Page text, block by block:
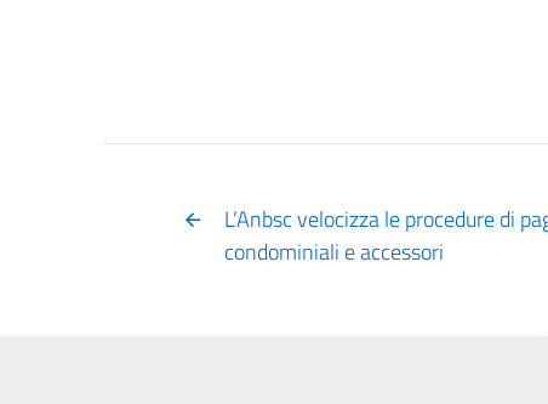
L’Anbsc velocizza le procedure di
condominiali e accessori